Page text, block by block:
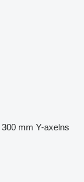
300 mm Y-axelns